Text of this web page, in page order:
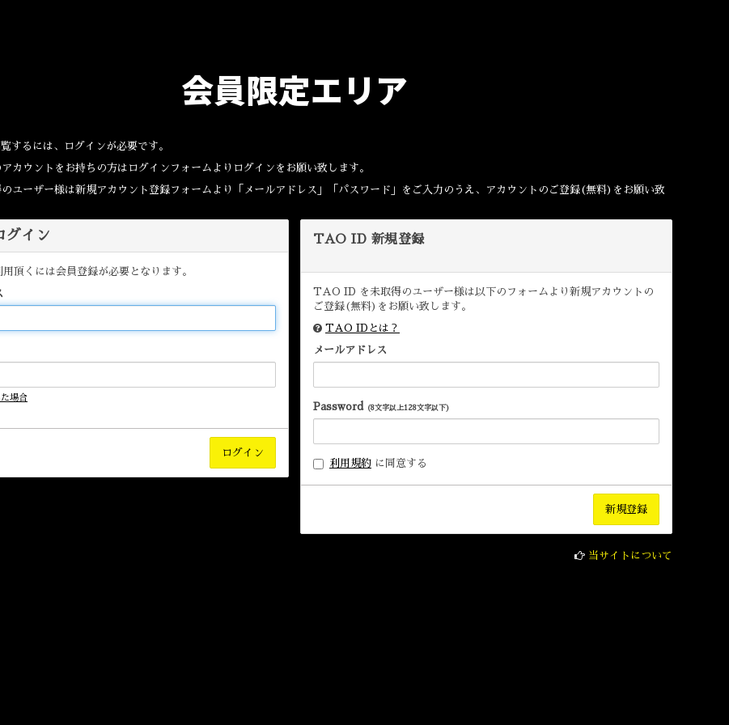
会員限定エリア
するには、ログインが必要です。
カウントをお持ちの方はログインフォームよりログインをお願い致します。
ユーザー様は新規アカウント登録フォームより「メールアドレス」「パスワード」をご入力のうえ、アカウントのご登録(無料)をお願い致
イン
頂くには会員登録が必要となります。
場合
TAO ID 新規登録
TAO ID を未取得のユーザー様は以下のフォームより新規アカウントの
ご登録(無料)をお願い致します。
TAO IDとは？
メールアドレス
Password (8文字以上128文字以下)
利用規約 に同意する
当サイトについて